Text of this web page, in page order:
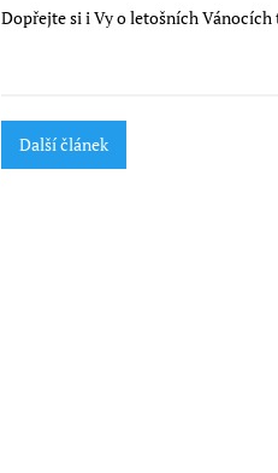
Dopřejte si i Vy o letošních
Další článek